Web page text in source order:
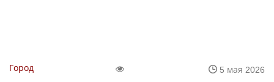
Город
5 мая 2026